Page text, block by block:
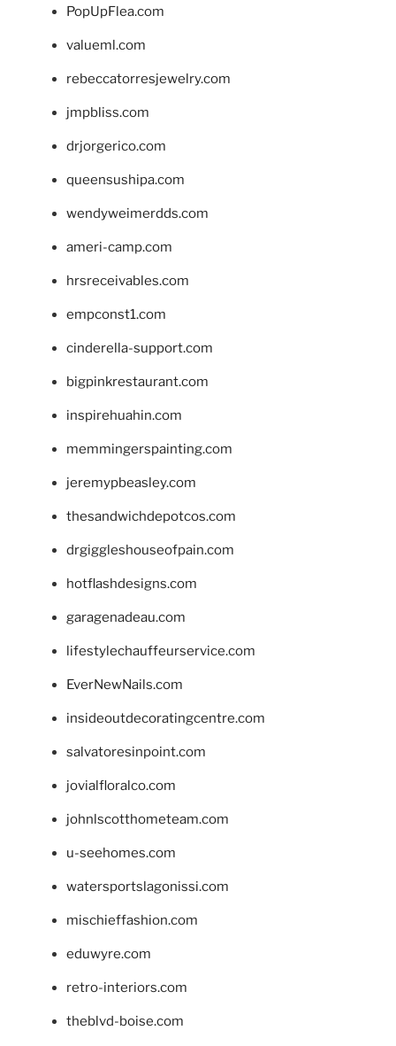
PopUpFlea.com
valueml.com
rebeccatorresjewelry.com
jmpbliss.com
drjorgerico.com
queensushipa.com
wendyweimerdds.com
ameri-camp.com
hrsreceivables.com
empconst1.com
cinderella-support.com
bigpinkrestaurant.com
inspirehuahin.com
memmingerspainting.com
jeremypbeasley.com
thesandwichdepotcos.com
drgiggleshouseofpain.com
hotflashdesigns.com
garagenadeau.com
lifestylechauffeurservice.com
EverNewNails.com
insideoutdecoratingcentre.com
salvatoresinpoint.com
jovialfloralco.com
johnlscotthometeam.com
u-seehomes.com
watersportslagonissi.com
mischieffashion.com
eduwyre.com
retro-interiors.com
theblvd-boise.com